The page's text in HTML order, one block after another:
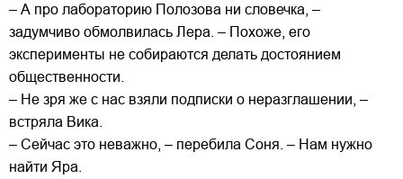
– А про лабораторию Полозова ни словечка, –
задумчиво обмолвилась Лера. – Похоже, его
эксперименты не собираются делать достоянием
общественности.
– Не зря же с нас взяли подписки о неразглашении, –
встряла Вика.
– Сейчас это неважно, – перебила Соня. – Нам нужно
найти Яра.